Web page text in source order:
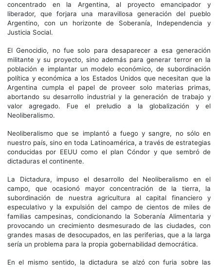
concentrado en la Argentina, al proyecto emancipador y
liberador, que forjara una maravillosa generación del pueblo
Argentino, con un horizonte de Soberanía, Independencia y
Justicia Social.
El Genocidio, no fue solo para desaparecer a esa generación
militante y su proyecto, sino además para generar terror en la
población e implantar un modelo económico, de subordinación
política y económica a los Estados Unidos que necesitan que la
Argentina cumpla el papel de proveer solo materias primas,
abortando su desarrollo industrial y la generación de trabajo y
valor agregado. Fue el preludio a la globalización y el
Neoliberalismo.
Neoliberalismo que se implantó a fuego y sangre, no sólo en
nuestro país, sino en toda Latinoamérica, a través de estrategias
conducidas por EEUU como el plan Cóndor y que sembró de
dictaduras el continente.
La Dictadura, impuso el desarrollo del Neoliberalismo en el
campo, que ocasionó mayor concentración de la tierra, la
subordinación de nuestra agricultura al capital financiero y
especulativo y la expulsión del campo de cientos de miles de
familias campesinas, condicionando la Soberanía Alimentaria y
provocando un crecimiento desmesurado de las ciudades, con
grandes masas de desocupados, en las periferias, que a la larga
sería un problema para la propia gobernabilidad democrática.
En el mismo sentido, la dictadura se alzó con furia sobre las